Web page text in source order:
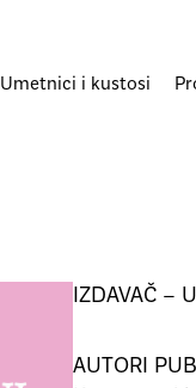
Umetnici i kustosi
IZDAVAČ –
AUTORI